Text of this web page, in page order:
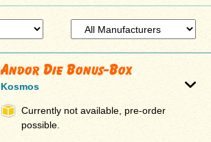
Andor Die Bonus-Box
Kosmos
Currently not available, pre-order
possible.